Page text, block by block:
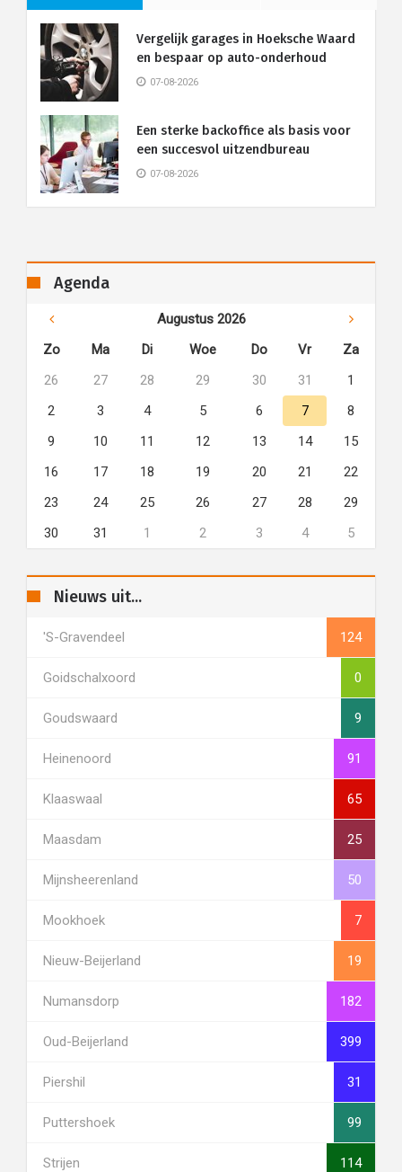
Vergelijk garages in Hoeksche Waard
en bespaar op auto-onderhoud
07-08-2026
Een sterke backoffice als basis voor
een succesvol uitzendbureau
07-08-2026
Agenda
Augustus 2026
Zo
Ma Di Woe Do Vr
Za
26
27 28 29 30 31
1
2
3 4 5 6 7
8
9
10 11 12 13 14
15
16
17 18 19 20 21
22
23
24 25 26 27 28
29
30
31 1 2 3 4 5
Nieuws uit...
's-Gravendeel 124
Goidschalxoord 0
Goudswaard 9
Heinenoord 91
Klaaswaal 65
Maasdam 25
Mijnsheerenland 50
Mookhoek 7
Nieuw-Beijerland 19
Numansdorp 182
Oud-Beijerland 399
Piershil 31
Puttershoek 99
Strijen 114